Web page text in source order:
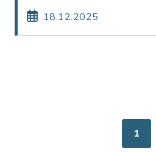
18.12.2025
1